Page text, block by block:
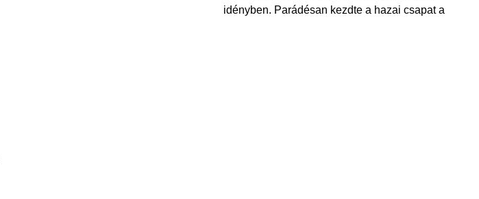
idényben. Parádésan kezdte a hazai csapat a